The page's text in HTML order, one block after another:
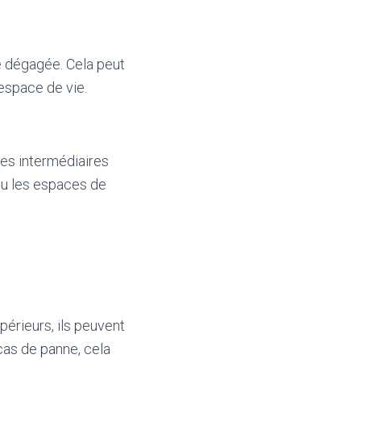
Cela peut
de vie.
intermédiaires
les espaces de
ils peuvent
de panne, cela